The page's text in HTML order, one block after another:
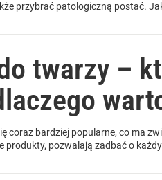
przybrać patologiczną postać.
twarzy –
coraz bardziej popularne, co ma
produkty, pozwalają zadbać o